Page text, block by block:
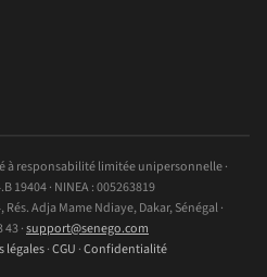
à responsabilité limitée unipersonnelle ·
19404 · NINEA : 005263819
Adja Mame Ndiaye, Dakar, Sénégal ·
·support@senego.com
légales·CGU ·Confidentialité